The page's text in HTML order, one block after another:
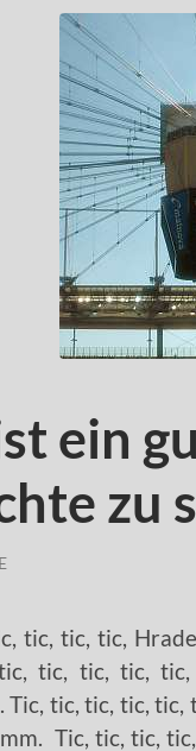
ein
zu
tic, tic, tic,
tic, tic, tic,
tic, tic, tic, tic,
Tic, tic, tic,